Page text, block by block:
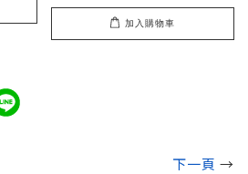
加入購物車
下一頁 →